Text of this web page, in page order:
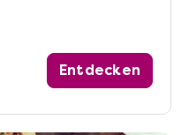
Entdecken